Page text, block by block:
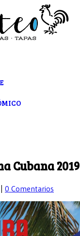
Cubana 2019
| 0 Comentarios